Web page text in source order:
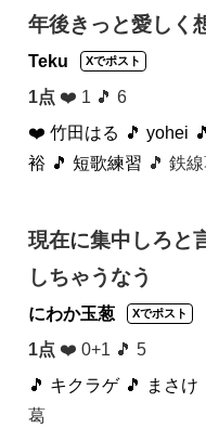
年後きっと愛しく
Teku Xでポスト
1点 ❤️ 1 🎵 6
❤️ 竹田はる 🎵 yohei
裕 🎵 短歌練習 🎵 鉄
現在に集中しろと
しちゃうなう
にわか玉葱 Xでポスト
1点 ❤️ 0+1 🎵 5
🎵 キクラゲ 🎵 まさけ
葛